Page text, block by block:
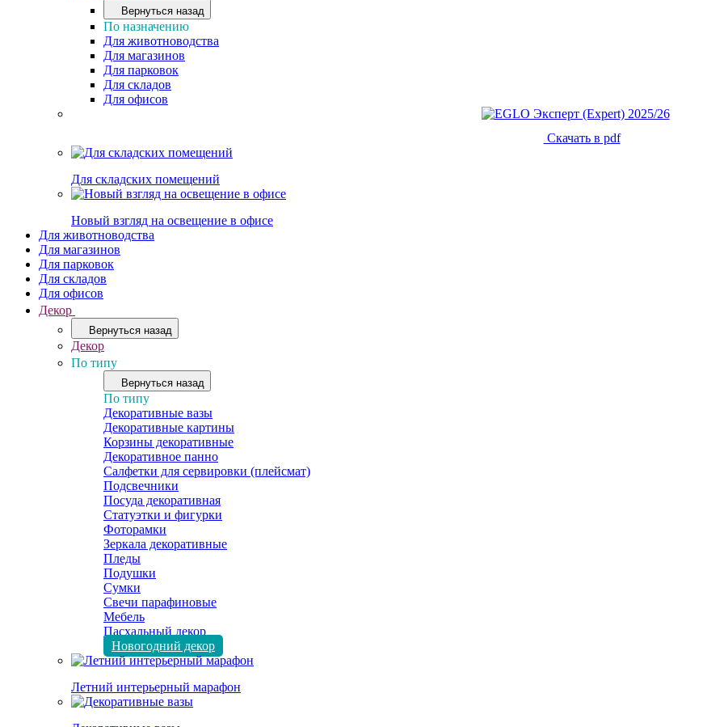
Вернуться назад
По назначению
Для животноводства
Для магазинов
Для парковок
Для складов
Для офисов
Скачать в pdf
Для складских помещений
Новый взгляд на освещение в офисе
Для животноводства
Для магазинов
Для парковок
Для складов
Для офисов
Декор
Вернуться назад
Декор
По типу
Вернуться назад
По типу
Декоративные вазы
Декоративные картины
Корзины декоративные
Декоративное панно
Салфетки для сервировки (плейсмат)
Подсвечники
Посуда декоративная
Статуэтки и фигурки
Фоторамки
Зеркала декоративные
Пледы
Подушки
Сумки
Свечи парафиновые
Мебель
Пасхальный декор
Новогодний декор
Летний интерьерный марафон